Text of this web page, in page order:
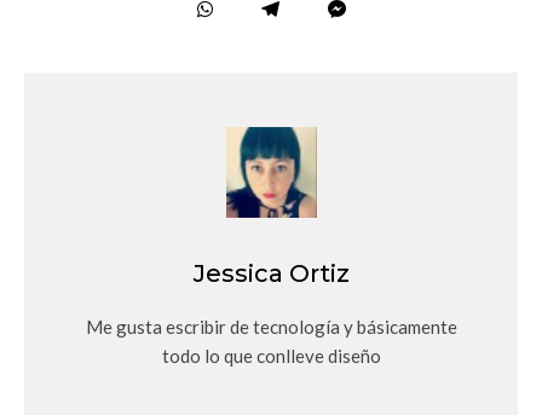
Jessica Ortiz
Me gusta escribir de tecnología y básicamente
todo lo que conlleve diseño